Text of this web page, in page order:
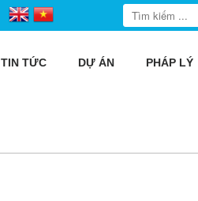
TIN TỨC DỰ ÁN PHÁP LÝ